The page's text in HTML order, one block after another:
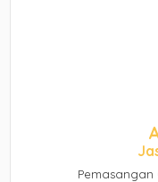
Pemasangan